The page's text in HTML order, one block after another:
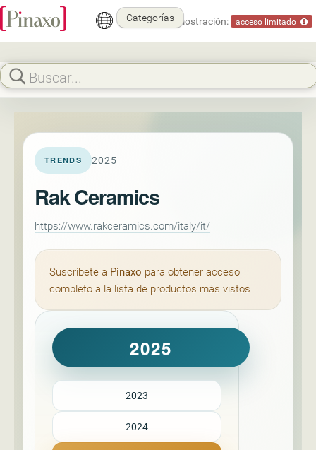
Modo demostración: acceso limitado
Categorías
TRENDS 2025
Rak Ceramics
https://www.rakceramics.com/italy/it/
Suscríbete a Pinaxo para obtener acceso
completo a la lista de productos más vistos
2025
2023
2024